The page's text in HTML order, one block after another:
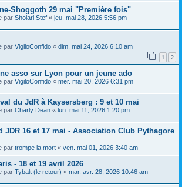
Shoggoth 29 mai "Première fois"
par Sholari Stef « jeu. mai 28, 2026 5:56 pm
par VigiloConfido « dim. mai 24, 2026 6:10 am
1 2
asso sur Lyon pour un jeune ado
par VigiloConfido « mer. mai 20, 2026 6:31 pm
du JdR à Kaysersberg : 9 et 10 mai
par Charly Dean « lun. mai 11, 2026 1:20 pm
JDR 16 et 17 mai - Association Club Pythagore
par trompe la mort « ven. mai 01, 2026 3:40 am
- 18 et 19 avril 2026
par Tybalt (le retour) « mar. avr. 28, 2026 10:46 am